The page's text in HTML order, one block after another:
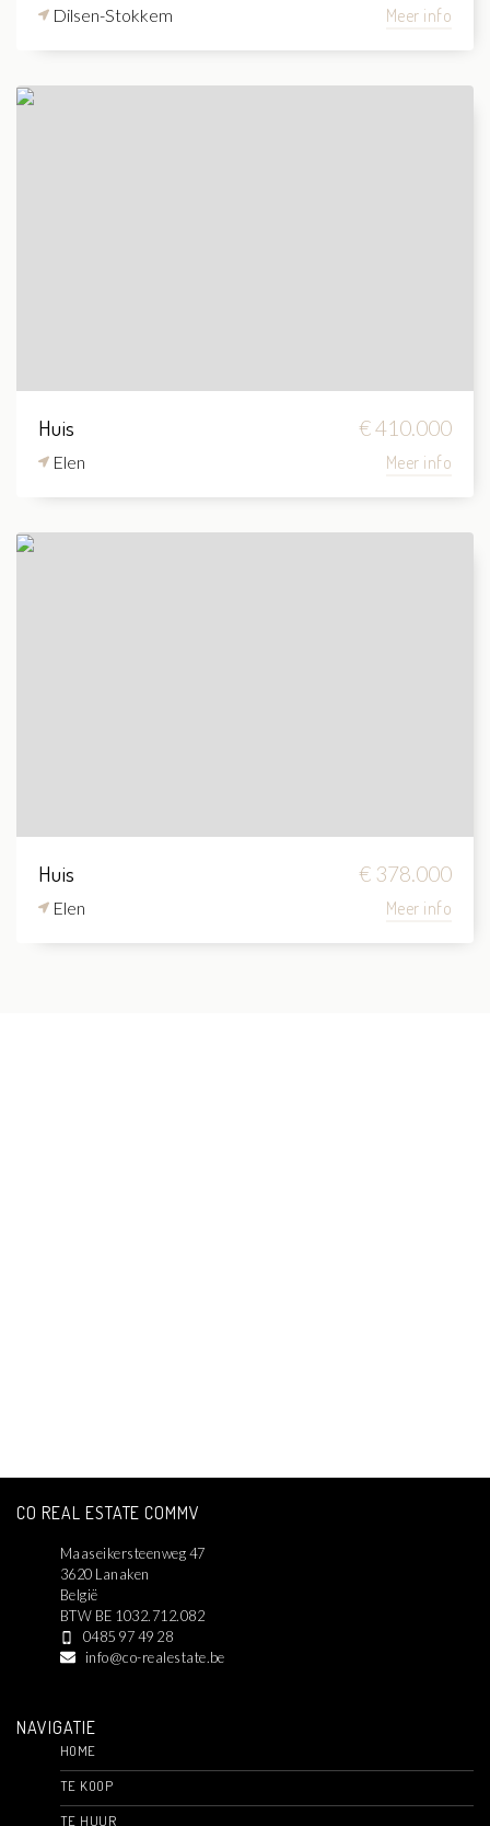
Dilsen-Stokkem Meer info
Huis € 410.000
Elen Meer info
Huis € 378.000
Elen Meer info
CO REAL ESTATE COMMV
Maaseikersteenweg 47
3620 Lanaken
België
BTW BE 1032.712.082
0485 97 49 28
info@co-realestate.be
NAVIGATIE
HOME
TE KOOP
TE HUUR